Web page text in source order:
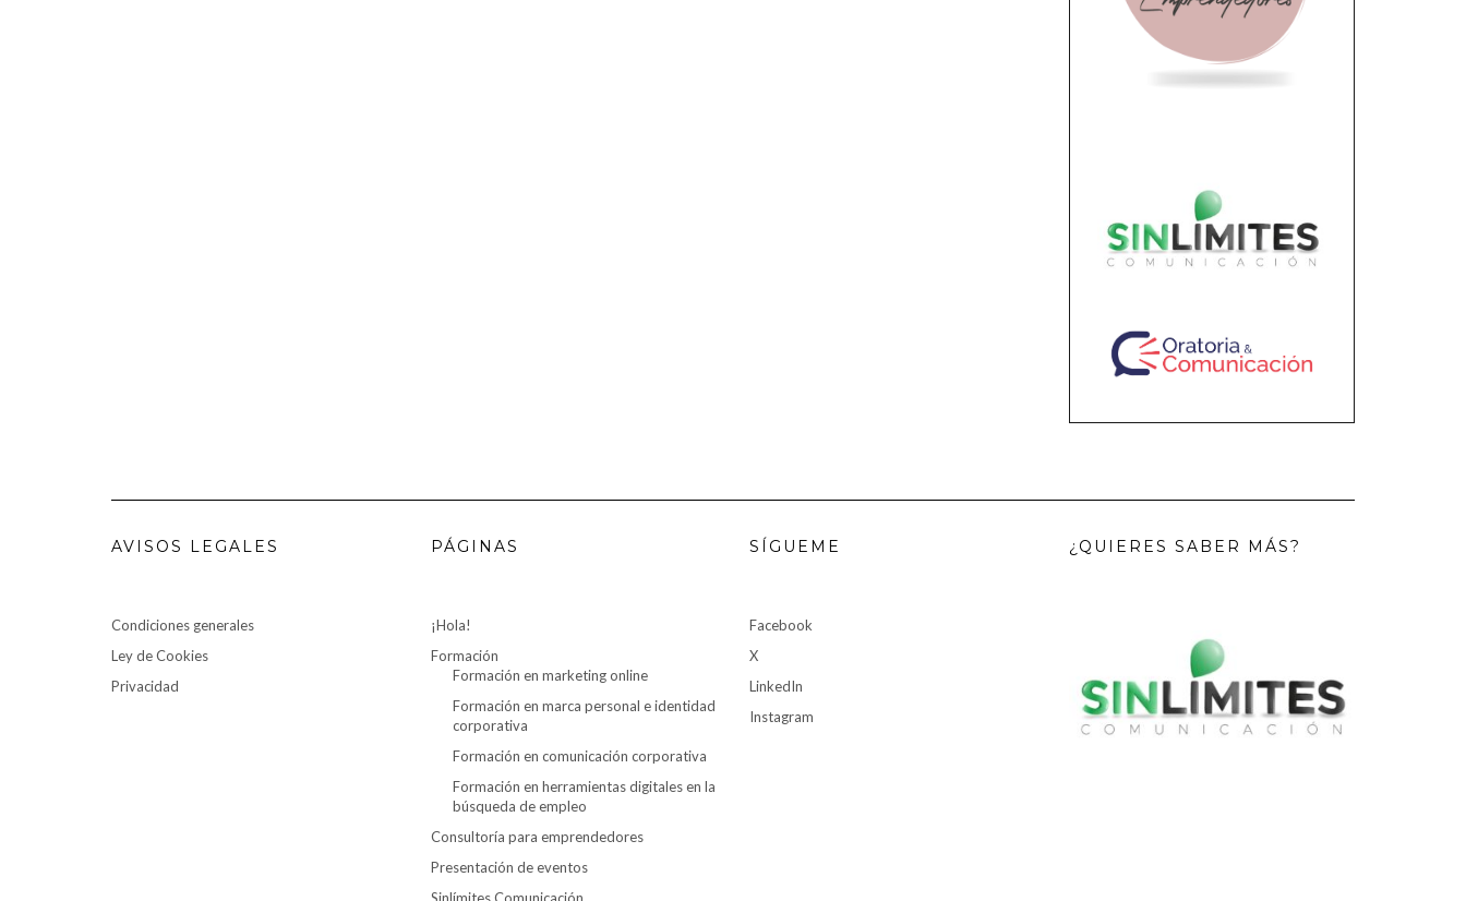
AVISOS LEGALES
Condiciones generales
Ley de Cookies
Privacidad
PÁGINAS
¡Hola!
Formación
Formación en marketing online
Formación en marca personal e identidad
corporativa
Formación en comunicación corporativa
Formación en herramientas digitales en la
búsqueda de empleo
Consultoría para emprendedores
Presentación de eventos
SÍGUEME
Facebook
X
LinkedIn
Instagram
¿QUIERES SABER MÁS?